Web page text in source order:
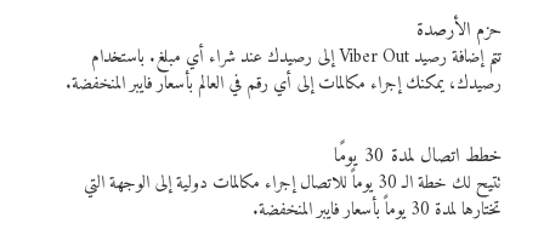
حزم الأرصدة
تتم إضافة رصيد Viber Out إلى رصيدك عند شراء أي مبلغ. باستخدام
رصيدك، يمكنك إجراء مكالمات إلى أي رقم في العالم بأسعار فايبر المنخفضة.
خطط اتصال لمدة 30 يومًا
تتيح لك خطة الـ 30 يوماً للاتصال إجراء مكالمات دولية إلى الوجهة التي
تختارها لمدة 30 يوماً بأسعار فايبر المنخفضة.